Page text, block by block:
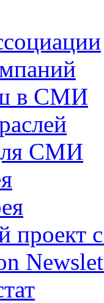
в СМИ
СМИ
проект